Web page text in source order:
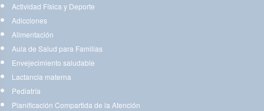
Actividad Física y Deporte
Adicciones
Alimentación
Aula de Salud para Familias
Envejecimiento saludable
Lactancia materna
Pediatría
Planificación Compartida de la Atención